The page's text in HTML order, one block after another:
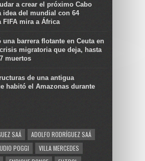
a crear el próximo Cabo
idea del mundial con 64
FIFA mira a África
una barrera flotante en Ceuta en
migratoria que deja, hasta
muertos
de una antigua
habitó el Amazonas durante
SAÁ
ADOLFO RODRÍGUEZ SAÁ
POGGI
VILLA MERCEDES